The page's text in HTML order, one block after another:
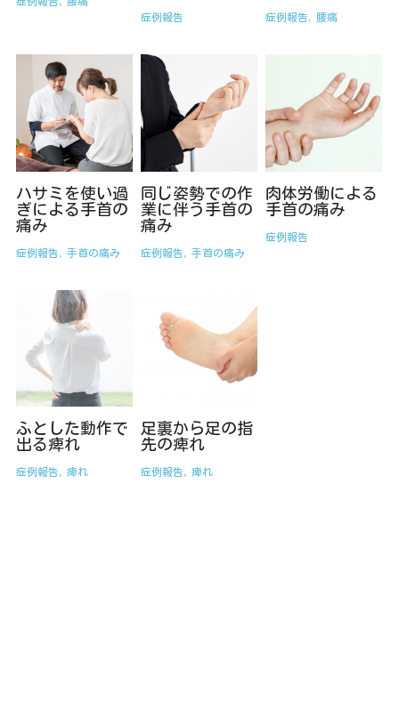
症例報告 症例報告, 腰痛
ハサミを使い過
ぎによる手首の
痛み
症例報告, 手首の痛み
同じ姿勢での作
業に伴う手首の
痛み
症例報告, 手首の痛み
肉体労働による
手首の痛み
症例報告
ふとした動作で
出る痺れ
症例報告, 痺れ
足裏から足の指
先の痺れ
症例報告, 痺れ